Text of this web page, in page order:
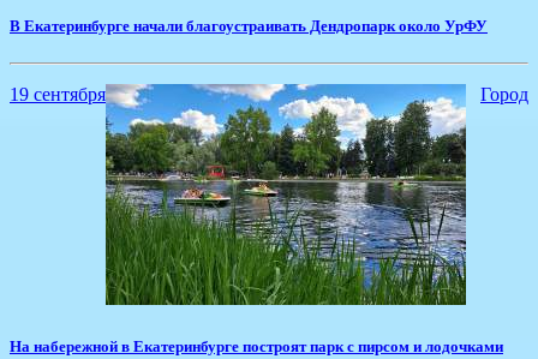
​В Екатеринбурге начали благоустраивать Дендропарк около УрФУ
19 сентября Город
​На набережной в Екатеринбурге построят парк с пирсом и лодочками